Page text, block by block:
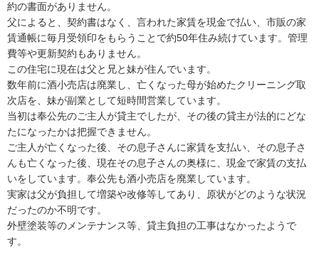
約の書面がありません。
父によると、契約書はなく、言われた家賃を現金で払い、市販の家
賃通帳に毎月受領印をもらうことで約50年住み続けています。管理
費等や更新契約もありません。
この住宅に現在は父と兄と妹が住んでいます。
数年前に酒小売店は廃業し、亡くなった母が始めたクリーニング取
次店を、妹が副業として短時間営業しています。
当初は奉公先のご主人が貸主でしたが、その後の貸主が法的にどな
たになったかは把握できません。
ご主人が亡くなった後、その息子さんに家賃を支払い、その息子さ
んも亡くなった後、現在その息子さんの奥様に、現金で家賃の支払
いをしています。奉公先も酒小売店を廃業しています。
実家は父が負担して増築や改修等してあり、原状がどのような状況
だったのか不明です。
外壁塗装等のメンテナンス等、貸主負担の工事はなかったようで
す。